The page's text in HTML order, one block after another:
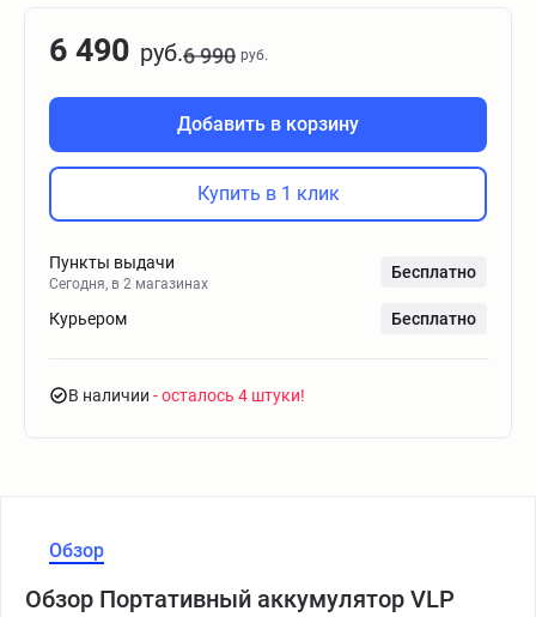
6 490 руб.6 990 руб.
Добавить в корзину
Купить в 1 клик
Пункты выдачи
Сегодня, в 2 магазинах
Бесплатно
Курьером Бесплатно
В наличии - осталось 4 штуки
Обзор
Обзор Портативный аккумулятор VLP